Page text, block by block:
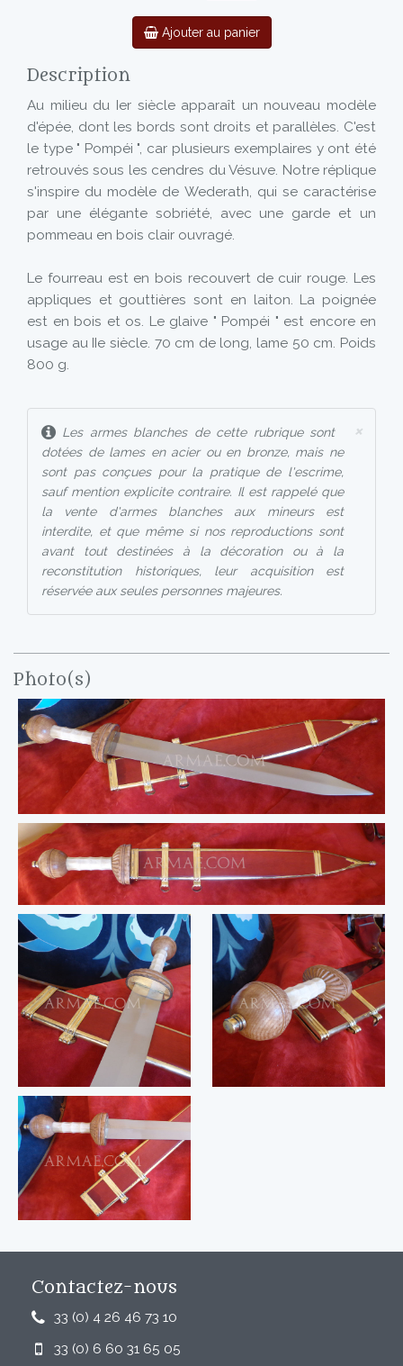
Ajouter au panier
Description
Au milieu du Ier siècle apparaît un nouveau modèle
d'épée, dont les bords sont droits et parallèles. C'est
le type " Pompéi ", car plusieurs exemplaires y ont été
retrouvés sous les cendres du Vésuve. Notre réplique
s'inspire du modèle de Wederath, qui se caractérise
par une élégante sobriété, avec une garde et un
pommeau en bois clair ouvragé.
Le fourreau est en bois recouvert de cuir rouge. Les
appliques et gouttières sont en laiton. La poignée
est en bois et os. Le glaive " Pompéi " est encore en
usage au IIe siècle. 70 cm de long, lame 50 cm. Poids
800 g.
×
Les armes blanches de cette rubrique sont
dotées de lames en acier ou en bronze, mais ne
sont pas conçues pour la pratique de l'escrime,
sauf mention explicite contraire. Il est rappelé que
la vente d'armes blanches aux mineurs est
interdite, et que même si nos reproductions sont
avant tout destinées à la décoration ou à la
reconstitution historiques, leur acquisition est
réservée aux seules personnes majeures.
Photo(s)
Contactez-nous
33 (0) 4 26 46 73 10
33 (0) 6 60 31 65 05